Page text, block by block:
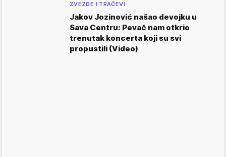
ZVEZDE I TRAČEVI
Jakov Jozinović našao devojku u
Sava Centru: Pevač nam otkrio
trenutak koncerta koji su svi
propustili (Video)